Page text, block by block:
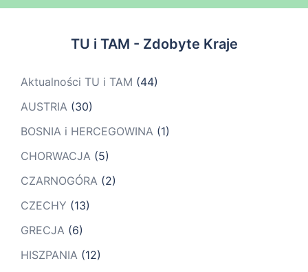
TU i TAM - Zdobyte Kraje
Aktualności TU i TAM (44)
AUSTRIA (30)
BOSNIA i HERCEGOWINA (1)
CHORWACJA (5)
CZARNOGÓRA (2)
CZECHY (13)
GRECJA (6)
HISZPANIA (12)